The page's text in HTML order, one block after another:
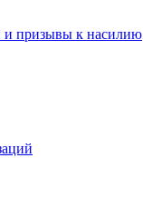
и призывы к насилию